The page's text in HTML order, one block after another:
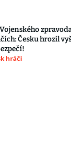
Česku hrozil
hráči